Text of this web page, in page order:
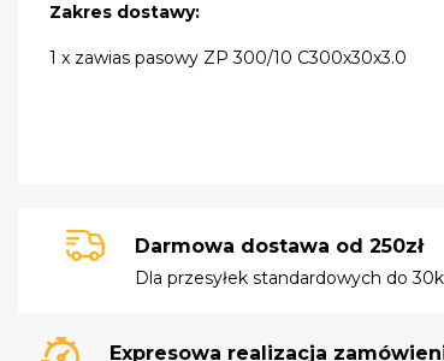
Zakres dostawy:
1 x zawias pasowy ZP 300/10 C300x30x3.0
Darmowa dostawa od 250zł
Dla przesyłek standardowych do
Expresowa realizacja